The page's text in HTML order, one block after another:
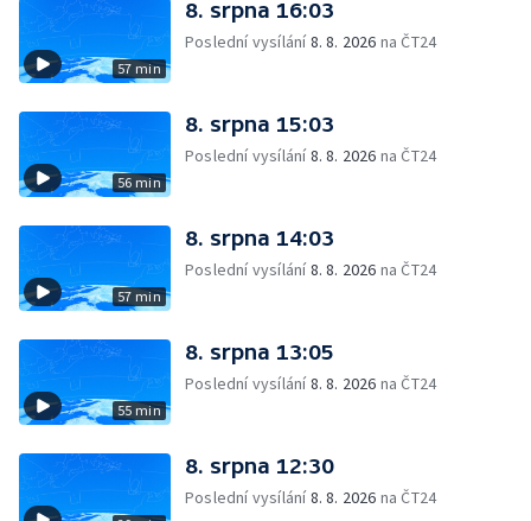
57 min
8. srpna 16:03
Poslední vysílání8. 8. 2026 na ČT24
56 min
8. srpna 15:03
Poslední vysílání8. 8. 2026 na ČT24
57 min
8. srpna 14:03
Poslední vysílání8. 8. 2026 na ČT24
55 min
8. srpna 13:05
Poslední vysílání8. 8. 2026 na ČT24
8. srpna 12:30
Poslední vysílání8. 8. 2026 na ČT24